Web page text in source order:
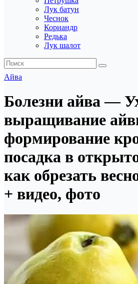
Лук батун
Чеснок
Кориандр
Редька
Лук шалот
Айва
Болезни айва —
выращивание
формирование
посадка в
как обрезать
+ видео, фото